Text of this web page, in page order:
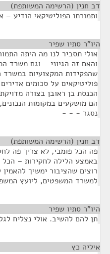
דב חנין (הרשימה המשותפת)
ותמורתו הפוליטיקאי הודיע –
היו"ר סתיו שפיר
אולי תסביר לנו מה היתה
והאם זה הגיוני – וגם משרד
שהפקידות המקצועיות
פוליטיקאים על סכומים
הכנסת בן ראובן בצורה
הם מושקעים במקומות
נסגר - - -
דב חנין (הרשימה המשותפת)
פה הכל פומבי, לא צריך פה
באמצע הלילה לחקירות –
רוצים שהציבור ימשיך
למשרד המשפטים, ליועץ
היו"ר סתיו שפיר
תן להם להשיב. אולי נצליח
איליה כץ